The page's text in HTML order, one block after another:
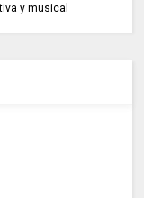
y musical